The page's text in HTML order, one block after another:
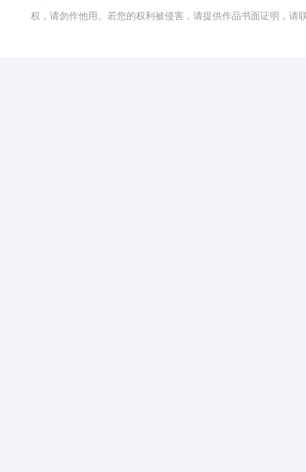
权，请勿作他用。若您的权利被侵害，请提供作品书面证明，请